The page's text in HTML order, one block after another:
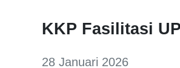
KKP Fasilitasi
28 Januari 2026